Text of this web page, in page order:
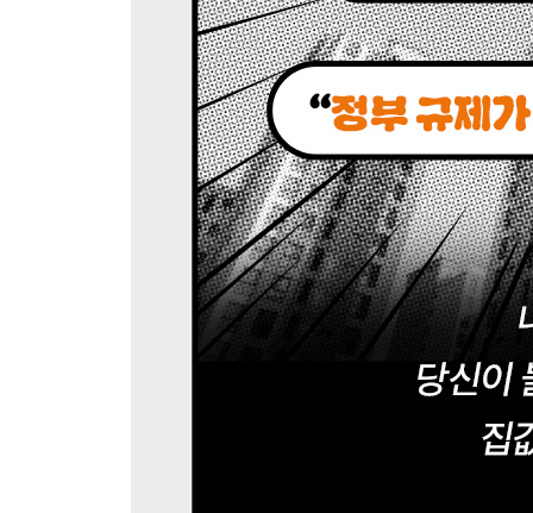
매물을 보는 법 | 매물 판단의 우선순위 | 부동산 초
16 과도한 신중함은 독이 된다
실전 매수 시나리오 | 매수 전 현금 계획 수립 | 가
17 재개발과 재건축
재개발과 재건축의 개념과 용어 | 상품적 사업성 |
18 말을 하지 않을 뿐, 모두가 부동산을 한다
뉴타운과 신도시 | 합법적 절세 | 피해야 하는 부동
19 보라, 저지르다
매수 후 대처법 | 부동산 계약 절차 | 안전 계약을
20 보라, 계약하다
갈아타기 시나리오 | 단기 조정장과 대세 하락장
21 내 집 마련에 성공하다